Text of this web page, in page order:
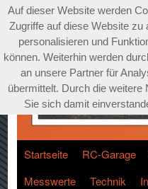
Startseite RC-Garage
Messwerte
Technik
Auf dieser Website werden
Zugriffe auf diese Website zu
personalisieren und
können. Weiterhin werden
an unsere Partner für
übermittelt. Durch die weitere
Sie sich damit